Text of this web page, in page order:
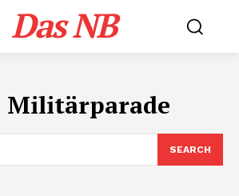
Das NB
Militärparade
SEARCH